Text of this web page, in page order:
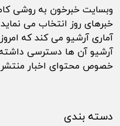
وبسایت خبرخون به روشی
خبرهای روز انتخاب می
آماری آرشیو می کند که
آرشیو آن ها دسترسی
خصوص محتوای اخبار منتشر
دسته بندی